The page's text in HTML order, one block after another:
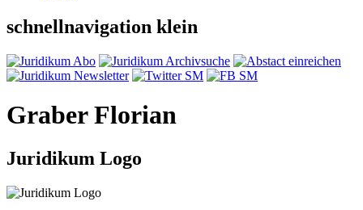
schnellnavigation klein
Graber Florian
Juridikum Logo